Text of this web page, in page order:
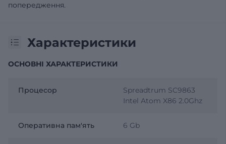
попередження.
Характеристики
ОСНОВНІ ХАРАКТЕРИСТИКИ
Процесор
Spreadtrum SC9863
Intel Atom X86 2.0Ghz
Оперативна пам'ять 6 Gb